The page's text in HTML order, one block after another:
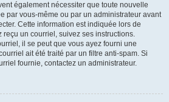
également nécessiter que toute nouvelle
par vous-même ou par un administrateur avant
Cette information est indiquée lors de
reçu un courriel, suivez ses instructions.
il se peut que vous ayez fourni une
ait été traité par un filtre anti-spam. Si
fournie, contactez un administrateur.